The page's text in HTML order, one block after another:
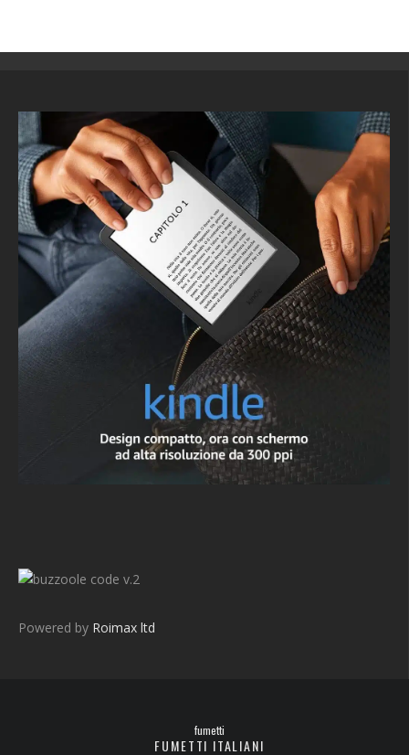
v.2
Powered by Roimax ltd
fumetti
FUMETTI ITALIANI